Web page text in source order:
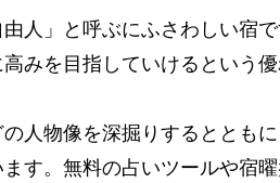
人」と呼ぶにふさわしい宿
みを目指していけるという
人物像を深掘りするととも
す。無料の占いツールや宿